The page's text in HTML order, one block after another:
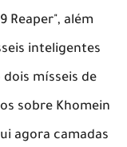
Reaper", além
inteligentes
mísseis de
sobre Khomein
agora camadas